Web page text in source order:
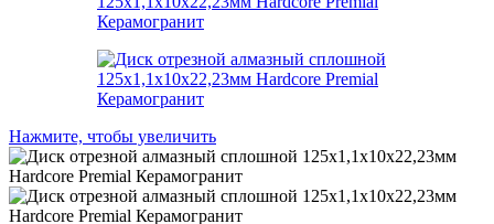
Нажмите, чтобы увеличить